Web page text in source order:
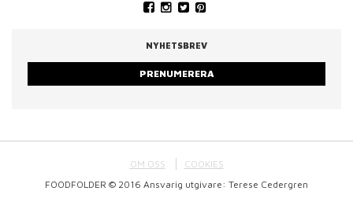
NYHETSBREV
PRENUMERERA
OM OSS
COOKIES
FOODFOLDER © 2016 Ansvarig utgivare: Terese Cedergren